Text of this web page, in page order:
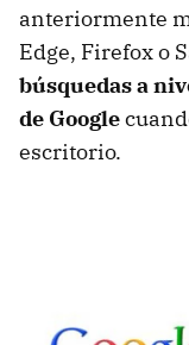
anteriormente
Edge, Firefox o
búsquedas a
de Google
escritorio.